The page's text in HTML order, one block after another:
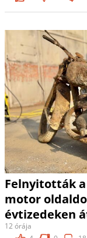
Felnyitották
motor
évtizedeken
12 órája